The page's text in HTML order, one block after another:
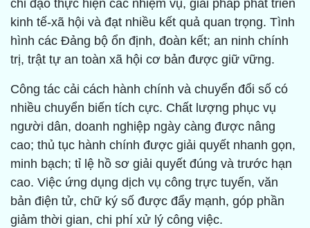
chỉ đạo thực hiện các nhiệm vụ, giải pháp phát triển
kinh tế-xã hội và đạt nhiều kết quả quan trọng. Tình
hình các Đảng bộ ổn định, đoàn kết; an ninh chính
trị, trật tự an toàn xã hội cơ bản được giữ vững.
Công tác cải cách hành chính và chuyển đổi số có
nhiều chuyển biến tích cực. Chất lượng phục vụ
người dân, doanh nghiệp ngày càng được nâng
cao; thủ tục hành chính được giải quyết nhanh gọn,
minh bạch; tỉ lệ hồ sơ giải quyết đúng và trước hạn
cao. Việc ứng dụng dịch vụ công trực tuyến, văn
bản điện tử, chữ ký số được đẩy mạnh, góp phần
giảm thời gian, chi phí xử lý công việc.